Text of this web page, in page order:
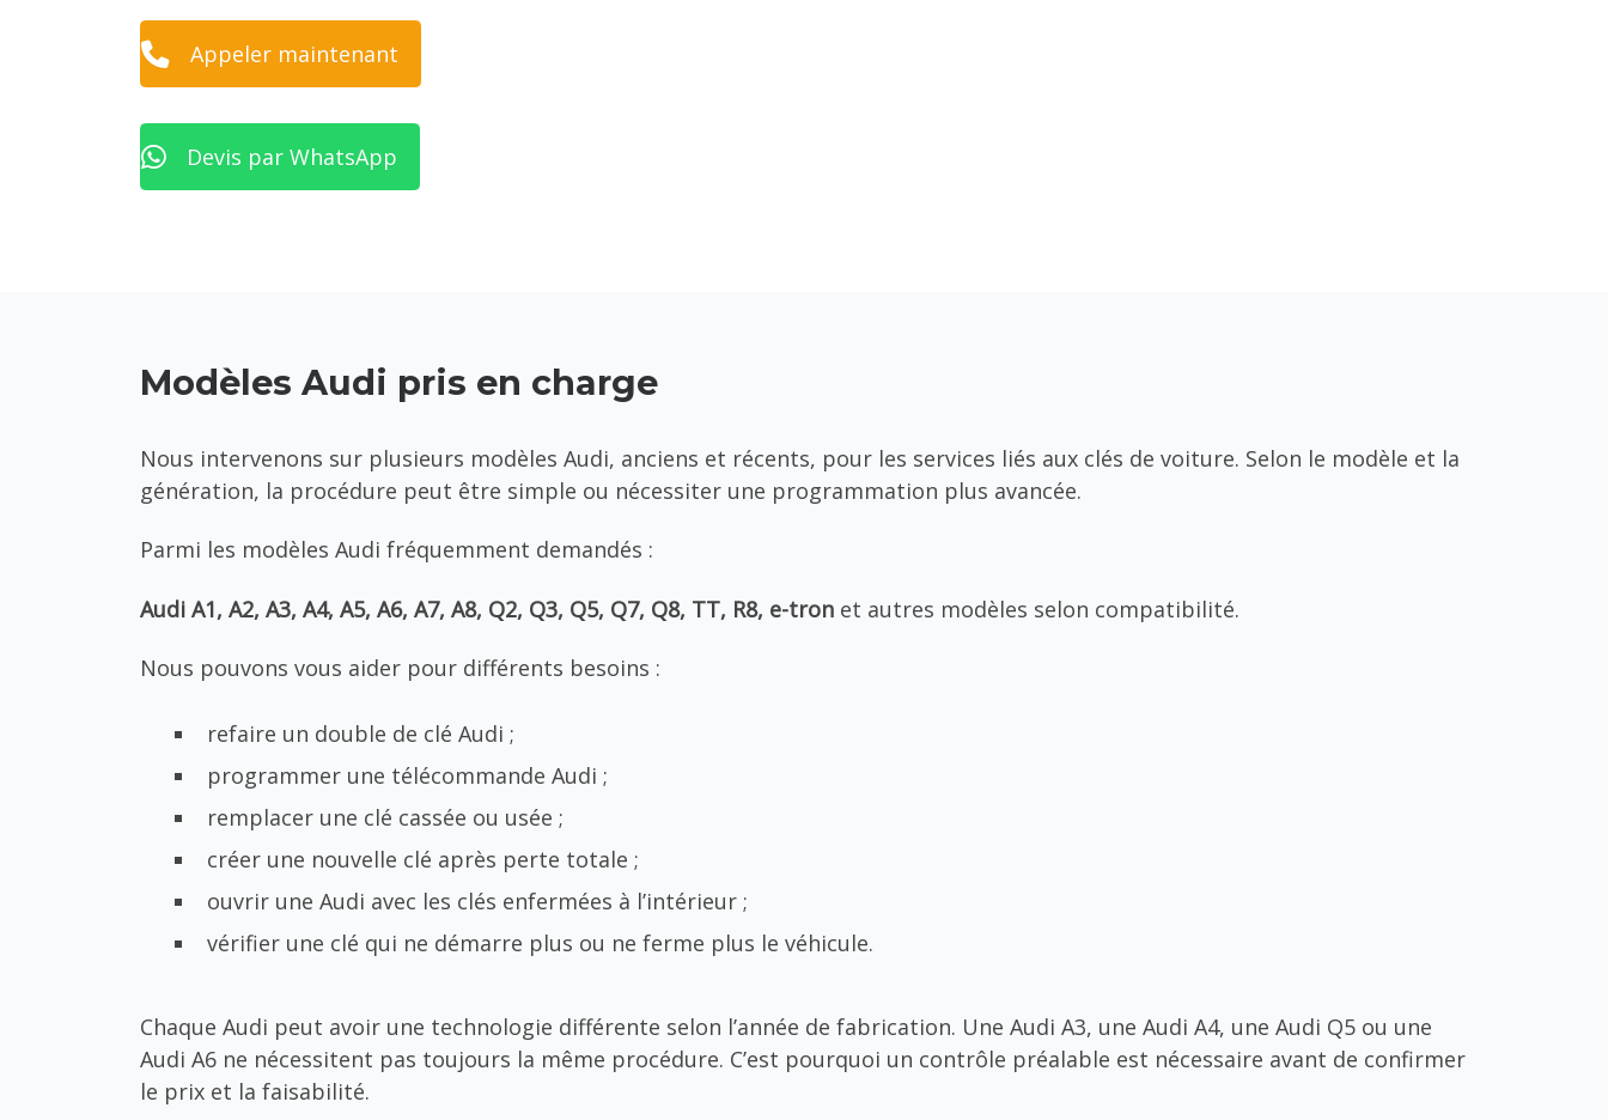
Appeler maintenant
Devis par WhatsApp
Modèles Audi pris en charge
Nous intervenons sur plusieurs modèles Audi, anciens et récents, pour les services liés aux clés de voiture. Selon le modèle et la
génération, la procédure peut être simple ou nécessiter une programmation plus avancée.
Parmi les modèles Audi fréquemment demandés :
Audi A1, A2, A3, A4, A5, A6, A7, A8, Q2, Q3, Q5, Q7, Q8, TT, R8, e-tron et autres modèles selon compatibilité.
Nous pouvons vous aider pour différents besoins :
refaire un double de clé Audi ;
programmer une télécommande Audi ;
remplacer une clé cassée ou usée ;
créer une nouvelle clé après perte totale ;
ouvrir une Audi avec les clés enfermées à l’intérieur ;
vérifier une clé qui ne démarre plus ou ne ferme plus le véhicule.
Chaque Audi peut avoir une technologie différente selon l’année de fabrication. Une Audi A3, une Audi A4, une Audi Q5 ou une
Audi A6 ne nécessitent pas toujours la même procédure. C’est pourquoi un contrôle préalable est nécessaire avant de confirmer
le prix et la faisabilité.